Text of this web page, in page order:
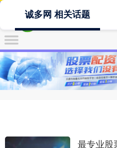
诚多网 相关话题
最专业股